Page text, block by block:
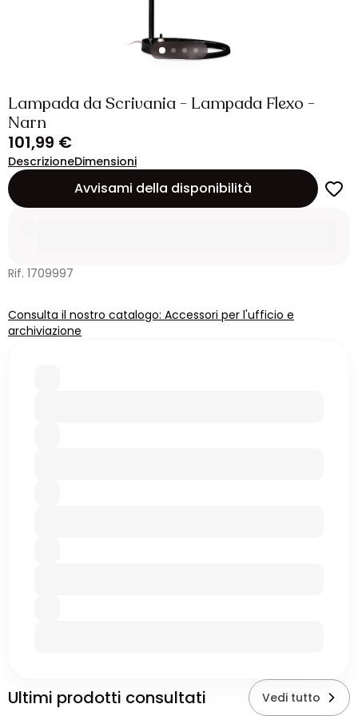
Lampada da Scrivania - Lampada Flexo -
Narn
101,99 €
DescrizioneDimensioni
Avvisami della disponibilità
Rif. 1709997
Consulta il nostro catalogo: Accessori per l'ufficio e
archiviazione
Ultimi prodotti consultati Vedi tutto